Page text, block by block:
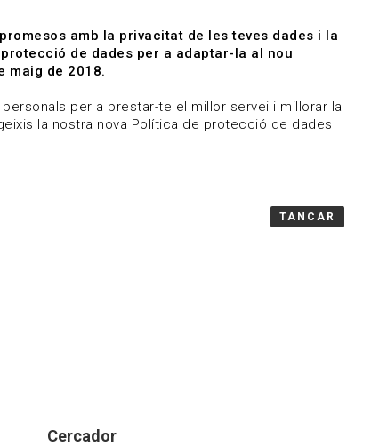
Contacte
Cercador
amb la privacitat de les teves dades i la
de dades per a adaptar-la al nou
maig de 2018.
per a prestar-te el millor servei i millorar la
la nostra nova Política de protecció de dades
TANCAR